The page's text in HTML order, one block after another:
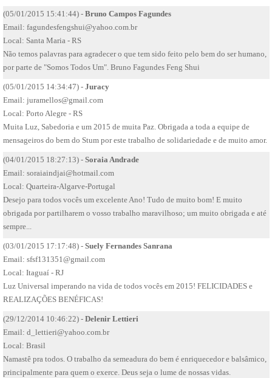
(05/01/2015 15:41:44) - Bruno Campos Fagundes
Email: fagundesfengshui@yahoo.com.br
Local: Santa Maria - RS
Não temos palavras para agradecer o que tem sido feito pelo bem do ser humano,
por parte de "Somos Todos Um". Bruno Fagundes Feng Shui
(05/01/2015 14:34:47) - Juracy
Email: juramellos@gmail.com
Local: Porto Alegre - RS
Muita Luz, Sabedoria e um 2015 de muita Paz. Obrigada a toda a equipe de
mensageiros do bem do Stum por este trabalho de solidariedade e de muito amor.
(04/01/2015 18:27:13) - Soraia Andrade
Email: soraiaindjai@hotmail.com
Local: Quarteira-Algarve-Portugal
Desejo para todos vocês um excelente Ano! Tudo de muito bom! E muito
obrigada por partilharem o vosso trabalho maravilhoso; um muito obrigada e até
sempre...
(03/01/2015 17:17:48) - Suely Fernandes Sanrana
Email: sfsf131351@gmail.com
Local: Itaguaí - RJ
Luz Universal imperando na vida de todos vocês em 2015! FELICIDADES e
REALIZAÇÕES BENÉFICAS!
(29/12/2014 10:46:22) - Delenir Lettieri
Email: d_lettieri@yahoo.com.br
Local: Brasil
Namastê pra todos. O trabalho da semeadura do bem é enriquecedor e balsâmico,
principalmente para quem o exerce. Deus seja o lume de nossas vidas.